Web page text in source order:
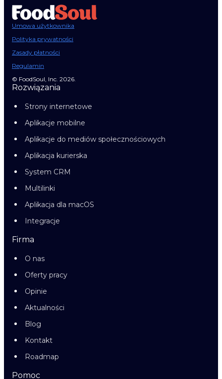
Umowa użytkownika
Polityka prywatności
Zasady płatności
Regulamin
© FoodSoul, Inc. 2026.
Rozwiązania
Strony internetowe
Aplikacje mobilne
Aplikacje do mediów społecznościowych
Aplikacja kurierska
System CRM
Multilinki
Aplikacja dla macOS
Integracje
Firma
O nas
Oferty pracy
Opinie
Aktualności
Blog
Kontakt
Roadmap
Pomoc